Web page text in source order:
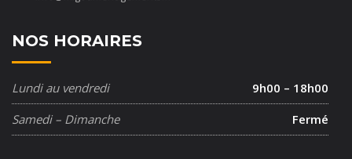
NOS HORAIRES
Lundi au vendredi
9h00 – 18h00
Samedi – Dimanche
Fermé